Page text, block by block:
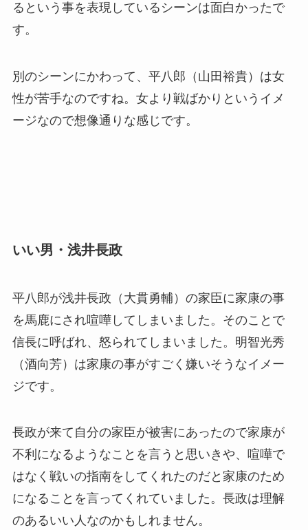
るという事を表現しているシーンは面白かったで
す。
別のシーンにかわって、平八郎（山田裕貴）は女
性が苦手なのですね。女より戦ばかりというイメ
ージなので想像通りな感じです。
いい男・浅井長政
平八郎が浅井長政（大貫勇輔）の家臣に家康の事
を馬鹿にされ喧嘩してしまいました。そのことで
信長に呼ばれ、怒られてしまいました。明智光秀
（酒向芳）は家康の事がすごく嫌いそうなイメー
ジです。
長政が来て自分の家臣が被害にあったので家康が
不利になるようなことを言うと思いきや、喧嘩で
はなく戦いの指南をしてくれたのだと家康のため
になることを言ってくれていました。長政は理解
のあるいい人なのかもしれません。